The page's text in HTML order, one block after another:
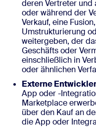
deren Vertreter und
oder während der
Verkauf, eine
Umstrukturierung
weitergeben, der
Geschäfts oder
einschließlich in
oder ähnlichen
Externe
App oder -
Marketplace
über den Kauf an
die App oder